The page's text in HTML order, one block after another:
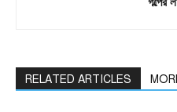
RELATED ARTICLES